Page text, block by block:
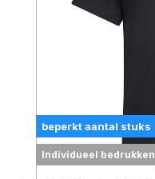
beperkt aantal stuks
Individueel bedrukken